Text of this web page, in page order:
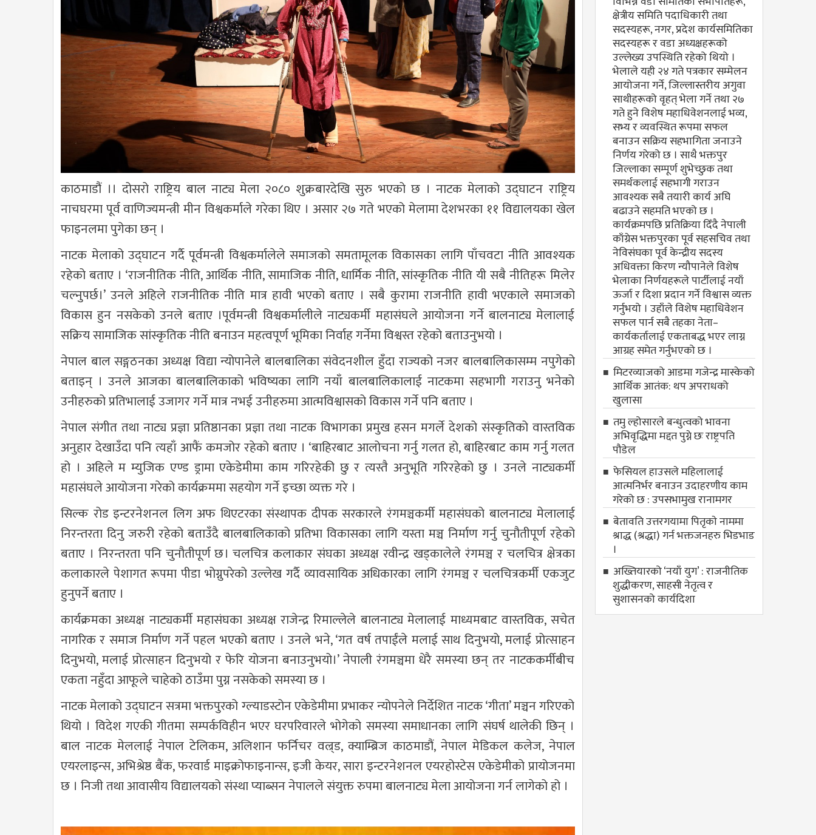
काठमाडौं ।। दोसरो राष्ट्रिय बाल नाट्य मेला २०८० शुक्रबारदेखि सुरु भएको छ । नाटक मेलाको उद्घाटन राष्ट्रिय
नाचघरमा पूर्व वाणिज्यमन्त्री मीन विश्वकर्माले गरेका थिए । असार २७ गते भएको मेलामा देशभरका ११ विद्यालयका खेल
फाइनलमा पुगेका छन् ।
नाटक मेलाको उद्घाटन गर्दै पूर्वमन्त्री विश्वकर्मालेले समाजको समतामूलक विकासका लागि पाँचवटा नीति आवश्यक
रहेको बताए । ‘राजनीतिक नीति, आर्थिक नीति, सामाजिक नीति, धार्मिक नीति, सांस्कृतिक नीति यी सबै नीतिहरू मिलेर
चल्नुपर्छ।’ उनले अहिले राजनीतिक नीति मात्र हावी भएको बताए । सबै कुरामा राजनीति हावी भएकाले समाजको
विकास हुन नसकेको उनले बताए ।पूर्वमन्त्री विश्वकर्मालीले नाट्यकर्मी महासंघले आयोजना गर्ने बालनाट्य मेलालाई
सक्रिय सामाजिक सांस्कृतिक नीति बनाउन महत्वपूर्ण भूमिका निर्वाह गर्नेमा विश्वस्त रहेको बताउनुभयो ।
नेपाल बाल सङ्गठनका अध्यक्ष विद्या न्योपानेले बालबालिका संवेदनशील हुँदा राज्यको नजर बालबालिकासम्म नपुगेको
बताइन् । उनले आजका बालबालिकाको भविष्यका लागि नयाँ बालबालिकालाई नाटकमा सहभागी गराउनु भनेको
उनीहरुको प्रतिभालाई उजागर गर्ने मात्र नभई उनीहरुमा आत्मविश्वासको विकास गर्ने पनि बताए ।
नेपाल संगीत तथा नाट्य प्रज्ञा प्रतिष्ठानका प्रज्ञा तथा नाटक विभागका प्रमुख हसन मगर्ले देशको संस्कृतिको वास्तविक
अनुहार देखाउँदा पनि त्यहाँ आफैं कमजोर रहेको बताए । ‘बाहिरबाट आलोचना गर्नु गलत हो, बाहिरबाट काम गर्नु गलत
हो । अहिले म म्युजिक एण्ड ड्रामा एकेडेमीमा काम गरिरहेकी छु र त्यस्तै अनुभूति गरिरहेको छु । उनले नाट्यकर्मी
महासंघले आयोजना गरेको कार्यक्रममा सहयोग गर्ने इच्छा व्यक्त गरे ।
सिल्क रोड इन्टरनेशनल लिग अफ थिएटरका संस्थापक दीपक सरकारले रंगमञ्चकर्मी महासंघको बालनाट्य मेलालाई
निरन्तरता दिनु जरुरी रहेको बताउँदै बालबालिकाको प्रतिभा विकासका लागि यस्ता मञ्च निर्माण गर्नु चुनौतीपूर्ण रहेको
बताए । निरन्तरता पनि चुनौतीपूर्ण छ। चलचित्र कलाकार संघका अध्यक्ष रवीन्द्र खड्कालेले रंगमञ्च र चलचित्र क्षेत्रका
कलाकारले पेशागत रूपमा पीडा भोग्नुपरेको उल्लेख गर्दै व्यावसायिक अधिकारका लागि रंगमञ्च र चलचित्रकर्मी एकजुट
हुनुपर्ने बताए ।
कार्यक्रमका अध्यक्ष नाट्यकर्मी महासंघका अध्यक्ष राजेन्द्र रिमाल्लेले बालनाट्य मेलालाई माध्यमबाट वास्तविक, सचेत
नागरिक र समाज निर्माण गर्ने पहल भएको बताए । उनले भने, ‘गत वर्ष तपाईंले मलाई साथ दिनुभयो, मलाई प्रोत्साहन
दिनुभयो, मलाई प्रोत्साहन दिनुभयो र फेरि योजना बनाउनुभयो।’ नेपाली रंगमञ्चमा धेरै समस्या छन् तर नाटककर्मीबीच
एकता नहुँदा आफूले चाहेको ठाउँमा पुग्न नसकेको समस्या छ ।
नाटक मेलाको उद्घाटन सत्रमा भक्तपुरको ग्ल्याडस्टोन एकेडेमीमा प्रभाकर न्योपनेले निर्देशित नाटक ‘गीता’ मञ्चन गरिएको
थियो । विदेश गएकी गीतमा सम्पर्कविहीन भएर घरपरिवारले भोगेको समस्या समाधानका लागि संघर्ष थालेकी छिन् ।
बाल नाटक मेललाई नेपाल टेलिकम, अलिशान फर्निचर वल्र्ड, क्याम्ब्रिज काठमाडौं, नेपाल मेडिकल कलेज, नेपाल
एयरलाइन्स, अभिश्रेष्ठ बैंक, फरवार्ड माइक्रोफाइनान्स, इजी केयर, सारा इन्टरनेशनल एयरहोस्टेस एकेडेमीको प्रायोजनमा
छ । निजी तथा आवासीय विद्यालयको संस्था प्याब्सन नेपालले संयुक्त रुपमा बालनाट्य मेला आयोजना गर्न लागेको हो ।
क्षेत्रीय समिति पदाधिकारी तथा
सदस्यहरू, नगर, प्रदेश कार्यसमितिका
सदस्यहरू र वडा अध्यक्षहरूको
उल्लेख्य उपस्थिति रहेको थियो ।
भेलाले यही २४ गते पत्रकार सम्मेलन
आयोजना गर्ने, जिल्लास्तरीय अगुवा
साथीहरूको वृहत् भेला गर्ने तथा २७
गते हुने विशेष महाधिवेशनलाई भव्य,
सभ्य र व्यवस्थित रूपमा सफल
बनाउन सक्रिय सहभागिता जनाउने
निर्णय गरेको छ । साथै भक्तपुर
जिल्लाका सम्पूर्ण शुभेच्छुक तथा
समर्थकलाई सहभागी गराउन
आवश्यक सबै तयारी कार्य अघि
बढाउने सहमति भएको छ ।
कार्यक्रमपछि प्रतिक्रिया दिँदै नेपाली
काँग्रेस भक्तपुरका पूर्व सहसचिव तथा
नेविसंघका पूर्व केन्द्रीय सदस्य
अधिवक्ता किरण न्यौपानेले विशेष
भेलाका निर्णयहरूले पार्टीलाई नयाँ
ऊर्जा र दिशा प्रदान गर्ने विश्वास व्यक्त
गर्नुभयो । उहाँले विशेष महाधिवेशन
सफल पार्न सबै तहका नेता–
कार्यकर्तालाई एकताबद्ध भएर लाग्न
आग्रह समेत गर्नुभएको छ ।
मिटरव्याजको आडमा गजेन्द्र मास्केको
आर्थिक आतंक: थप अपराधको
खुलासा
तमु ल्होसारले बन्धुत्वको भावना
अभिवृद्धिमा मद्दत पुग्ने छः राष्ट्रपति
पौडेल
फेसियल हाउसले महिलालाई
आत्मनिर्भर बनाउन उदाहरणीय काम
गरेको छ : उपसभामुख रानामगर
बेतावति उत्तरगयामा पितृकाे नाममा
श्राद्ध (श्रद्धा) गर्न भक्तजनहरु भिडभाड
।
अख्तियारको ‘नयाँ युग’ : राजनीतिक
शुद्धीकरण, साहसी नेतृत्व र
सुशासनको कार्यदिशा